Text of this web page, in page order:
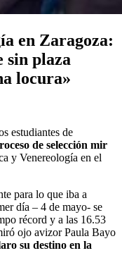
en Zaragoza:
sin plaza
locura»
estudiantes de
de selección mir
y Venereología en el
para lo que iba a
día – 4 de mayo- se
récord y a las 16.53
ojo avizor Paula Bayo
su destino en la